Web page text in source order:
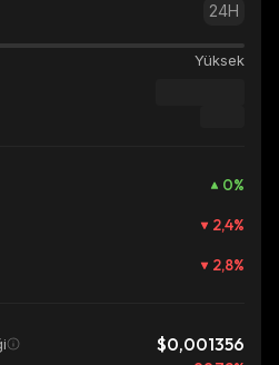
24H
Yüksek
0%
2,4%
2,8%
$0,001356